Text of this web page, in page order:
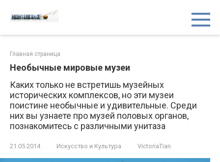
Главная страница
Необычные мировые музеи
Каких только не встретишь музейных
исторических комплексов, но эти музеи
поистине необычные и удивительные. Среди
них вы узнаете про музей половых органов,
познакомитесь с различными унитаза
21.05.2014 Искусство и Культура VictoriaTian